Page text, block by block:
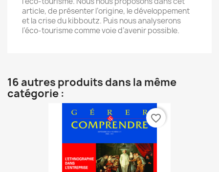
article, de présenter l’origine, le développement
et la crise du kibboutz. Puis nous analyserons
l’éco-tourisme comme voie d’avenir possible.
16 autres produits dans la même
catégorie :
favorite_border